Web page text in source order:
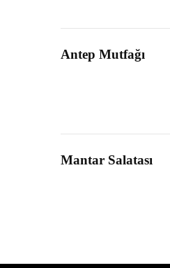
Antep Mutfağı
Mantar Salatası